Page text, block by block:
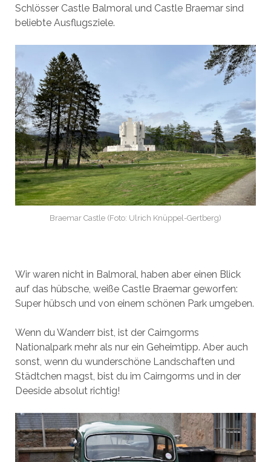
Schlösser Castle Balmoral und Castle Braemar sind
beliebte Ausflugsziele.
Braemar Castle (Foto: Ulrich Knüppel-Gertberg)
Wir waren nicht in Balmoral, haben aber einen Blick
auf das hübsche, weiße Castle Braemar geworfen:
Super hübsch und von einem schönen Park umgeben.
Wenn du Wanderr bist, ist der Cairngorms
Nationalpark mehr als nur ein Geheimtipp. Aber auch
sonst, wenn du wunderschöne Landschaften und
Städtchen magst, bist du im Cairngorms und in der
Deeside absolut richtig!